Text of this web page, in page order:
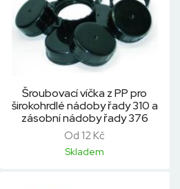
Šroubovací víčka z PP pro
širokohrdlé nádoby řady 310 a
zásobní nádoby řady 376
Od 12 Kč
Skladem